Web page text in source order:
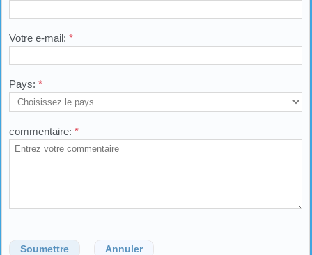
Votre e-mail: *
Pays: *
commentaire: *
Soumettre Annuler